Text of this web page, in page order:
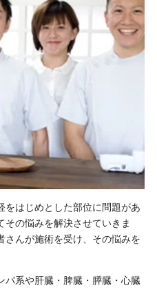
はじめとした部位に問題があ
その悩みを解決させていきま
さんが施術を受け、その悩みを
系や肝臓・脾臓・膵臓・心臓